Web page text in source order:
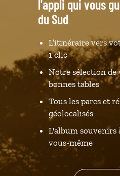
l'appli qui vous
du Sud
L’itinéraire vers
1 clic
Notre sélection de
bonnes tables
Tous les parcs et
géolocalisés
L'album souvenirs
vous-même